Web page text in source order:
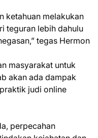
ketahuan melakukan
teguran lebih dahulu
tegas Hermon
masyarakat untuk
akan ada dampak
judi online
perpecahan